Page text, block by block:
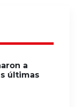
a
últimas